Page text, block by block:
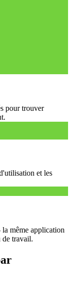
pour trouver
et les
même application
de travail.